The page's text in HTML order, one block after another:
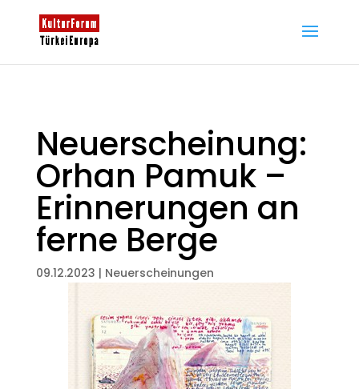
Neuerscheinung:
Orhan Pamuk –
Erinnerungen an
ferne Berge
09.12.2023 | Neuerscheinungen